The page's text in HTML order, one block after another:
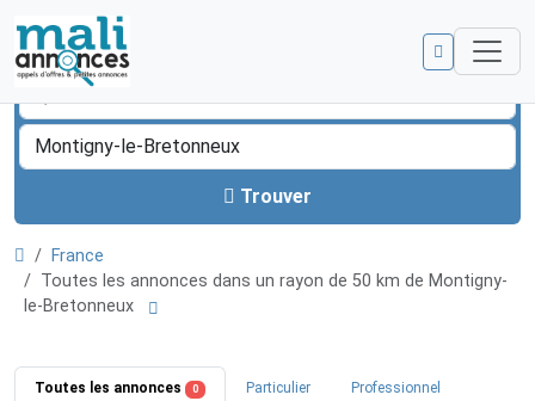
Trouver
France
Toutes les annonces dans un rayon de 50 km de Montigny-
le-Bretonneux
Toutes les annonces 0 Particulier Professionnel